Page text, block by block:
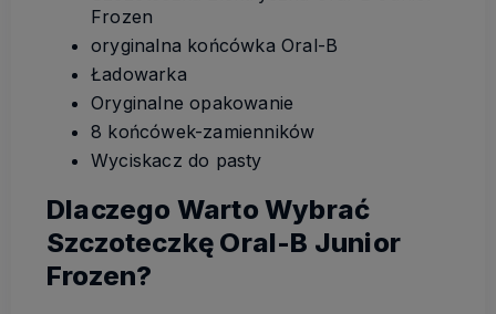
Frozen
oryginalna końcówka Oral-B
Ładowarka
Oryginalne opakowanie
8 końcówek-zamienników
Wyciskacz do pasty
Dlaczego Warto Wybrać
Szczoteczkę Oral-B Junior
Frozen?